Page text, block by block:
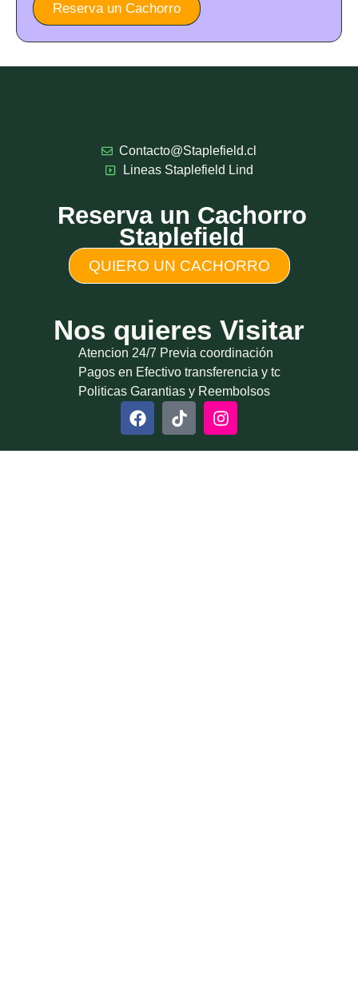
Reserva un Cachorro
Contacto@Staplefield.cl
Lineas Staplefield Lind
Reserva un Cachorro
Staplefield
QUIERO UN CACHORRO
Nos quieres Visitar
Atencion 24/7 Previa coordinación
Pagos en Efectivo transferencia y tc
Politicas Garantias y Reembolsos